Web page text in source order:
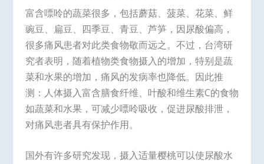
富含嘌呤的蔬菜很多，包括蘑菇、菠菜、花菜、鲜
豌豆、扁豆、四季豆、青豆、芦笋，因尿酸偏高，
很多痛风患者对此类食物敬而远之。不过，台湾研
究者表明，随着植物类食物摄入的增加，特别是蔬
菜和水果的增加，痛风的发病率也降低。因此推
测：人体摄入富含膳食纤维、叶酸和维生素C的食物
如蔬菜和水果，可减少嘌呤吸收，促进尿酸排泄，
对痛风患者具有保护作用。
国外有许多研究发现，摄入适量樱桃可以使尿酸水